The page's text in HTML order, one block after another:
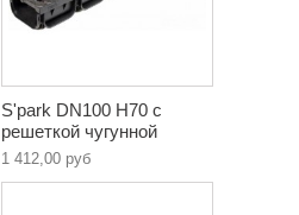
S'park DN100 H70 c
решеткой чугунной
1 412,00 руб